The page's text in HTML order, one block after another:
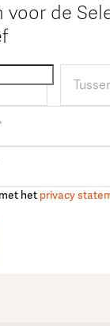
voor de
het privacy